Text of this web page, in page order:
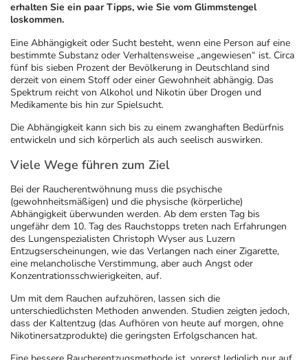
Körperpflege & Kosmetik
Liebe & Erotik
Nahrungsergänzung
Natur & Homöopathie
Sanitätshaus
Sport & Fitness
Aktuelle Coupons 7
Summer SALE
Insektenschutz
Sonnenpflege
Sommerpflege für Haar und Kopfhaut
Täglich gut versorgt
Kontakt
Ratgeber
Beliebte Beiträge
E-Rezept einlösen
E-Rezept App
Avene & Ducray Deals
Eucerin Deals
Frontline & Frontpro Deals
Nattermann Deals
R(h)ein Nutrition Deals
Refluthin, Lasea & Carmenthin Deals
erhalten Sie ein paar Tipps, wie Sie vom Glimmstengel
loskommen.
Eine Abhängigkeit oder Sucht besteht, wenn eine Person auf eine
bestimmte Substanz oder Verhaltensweise „angewiesen“ ist. Circa
fünf bis sieben Prozent der Bevölkerung in Deutschland sind
derzeit von einem Stoff oder einer Gewohnheit abhängig. Das
Spektrum reicht von Alkohol und Nikotin über Drogen und
Medikamente bis hin zur Spielsucht.
Die Abhängigkeit kann sich bis zu einem zwanghaften Bedürfnis
entwickeln und sich körperlich als auch seelisch auswirken.
Viele Wege führen zum Ziel
Bei der Raucherentwöhnung muss die psychische
(gewohnheitsmäßigen) und die physische (körperliche)
Abhängigkeit überwunden werden. Ab dem ersten Tag bis
ungefähr dem 10. Tag des Rauchstopps treten nach Erfahrungen
des Lungenspezialisten Christoph Wyser aus Luzern
Entzugserscheinungen, wie das Verlangen nach einer Zigarette,
eine melancholische Verstimmung, aber auch Angst oder
Konzentrationsschwierigkeiten, auf.
Um mit dem Rauchen aufzuhören, lassen sich die
unterschiedlichsten Methoden anwenden. Studien zeigten jedoch,
dass der Kaltentzug (das Aufhören von heute auf morgen, ohne
Nikotinersatzprodukte) die geringsten Erfolgschancen hat.